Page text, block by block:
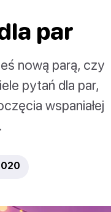
par
nową parą, czy
pytań dla par,
wspaniałej